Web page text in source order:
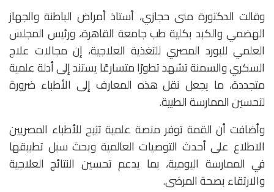
وقالت الدكتورة منى حجازي، أستاذ أمراض الباطنة والجهاز
الهضمي والكبد بكلية طب جامعة القاهرة، ورئيس المجلس
العلمي للبورد المصري للتغذية العلاجية، إن مجالات علاج
السكري والسمنة تشهد تطورًا متسارعًا يستند إلى أدلة علمية
متجددة، ما يجعل نقل هذه المعارف إلى الأطباء ضرورة
لتحسين الممارسة الطبية.
وأضافت أن القمة توفر منصة علمية تتيح للأطباء المصريين
الاطلاع على أحدث التوصيات العالمية وبحث سبل تطبيقها
في الممارسة اليومية، بما يدعم تحسين النتائج العلاجية
والارتقاء بصحة المرضى.